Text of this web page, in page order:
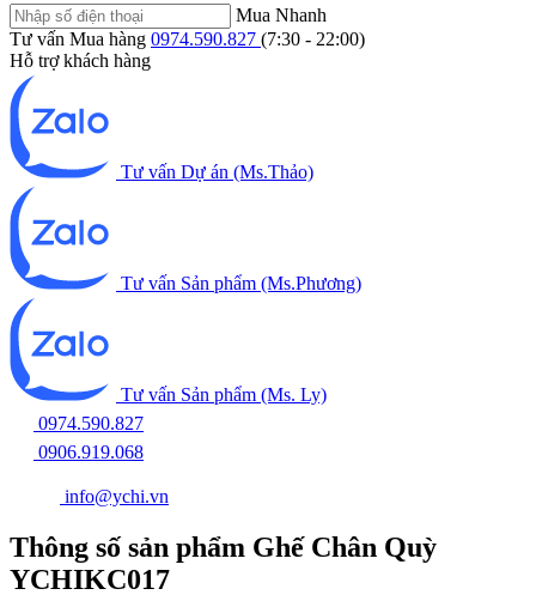
Mua Nhanh
Tư vấn Mua hàng 0974.590.827 (7:30 - 22:00)
Hỗ trợ khách hàng
Tư vấn Dự án (Ms.Thảo)
Tư vấn Sản phẩm (Ms.Phương)
Tư vấn Sản phẩm (Ms. Ly)
0974.590.827
0906.919.068
info@ychi.vn
Thông số sản phẩm Ghế Chân Quỳ
YCHIKC017